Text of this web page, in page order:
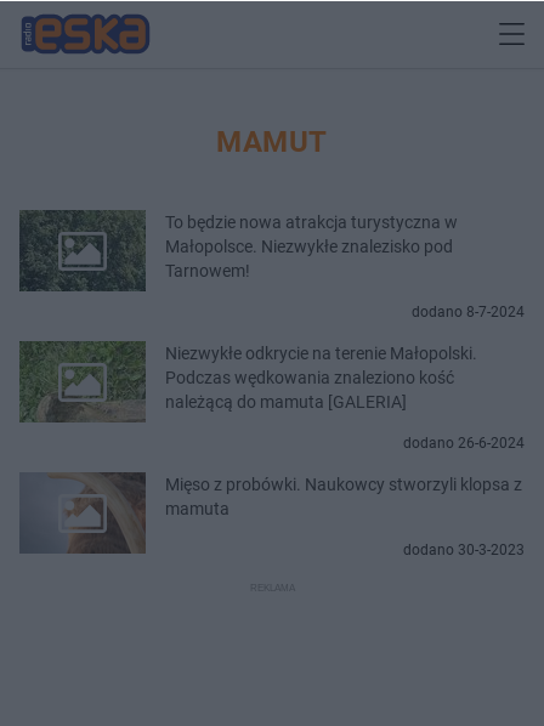
MAMUT
To będzie nowa atrakcja turystyczna w
Małopolsce. Niezwykłe znalezisko pod
Tarnowem!
dodano 8-7-2024
Niezwykłe odkrycie na terenie Małopolski.
Podczas wędkowania znaleziono kość
należącą do mamuta [GALERIA]
dodano 26-6-2024
Mięso z probówki. Naukowcy stworzyli klopsa z
mamuta
dodano 30-3-2023